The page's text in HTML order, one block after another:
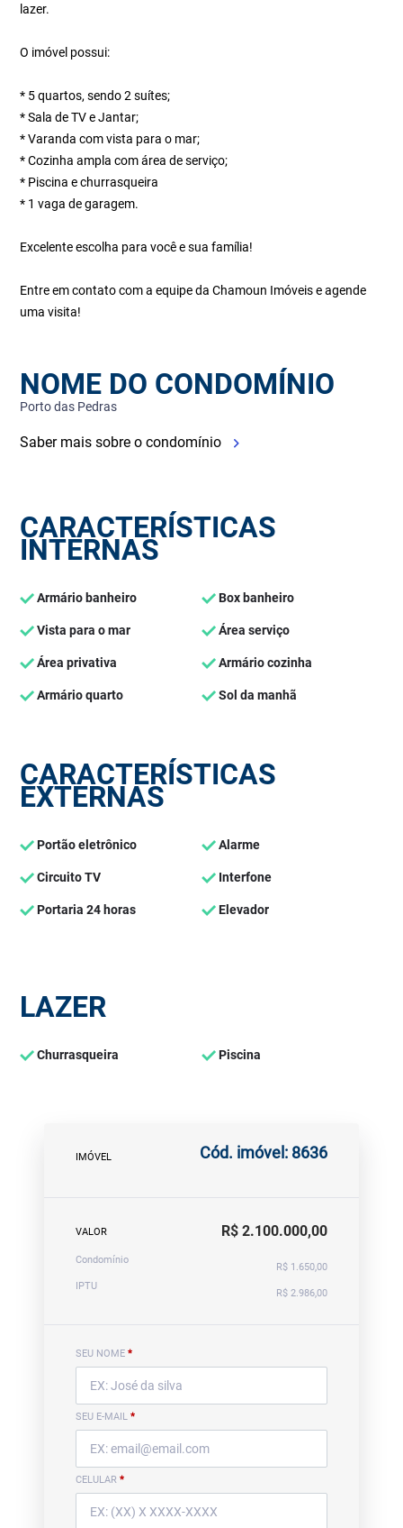
lazer.
O imóvel possui:
* 5 quartos, sendo 2 suítes;
* Sala de TV e Jantar;
* Varanda com vista para o mar;
* Cozinha ampla com área de serviço;
* Piscina e churrasqueira
* 1 vaga de garagem.
Excelente escolha para você e sua família!
Entre em contato com a equipe da Chamoun Imóveis e agende
uma visita!
NOME DO CONDOMÍNIO
Porto das Pedras
Saber mais sobre o condomínio
CARACTERÍSTICAS
INTERNAS
Armário banheiro Box banheiro
Vista para o mar Área serviço
Área privativa Armário cozinha
Armário quarto Sol da manhã
CARACTERÍSTICAS
EXTERNAS
Portão eletrônico Alarme
Circuito TV Interfone
Portaria 24 horas Elevador
LAZER
Churrasqueira Piscina
IMÓVEL Cód. imóvel: 8636
VALOR R$ 2.100.000,00
Condomínio
R$ 1.650,00
IPTU
R$ 2.986,00
SEU NOME *
SEU E-MAIL *
CELULAR *